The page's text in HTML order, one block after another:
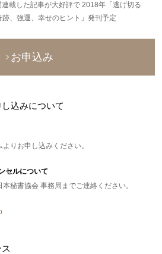
載した記事が大好評で 2018年「逃げ切る
、強運、幸せのヒント」発刊予定
お申込み
込みについて
りお申し込みください。
セルについて
秘書協会 事務局までご連絡ください。